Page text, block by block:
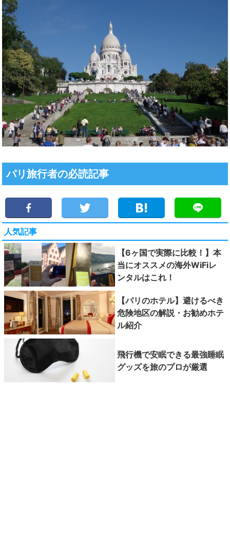
パリ旅行者の必読記事
人気記事
【6ヶ国で実際に比較！】本
当にオススメの海外WiFiレ
ンタルはこれ！
【パリのホテル】避けるべき
危険地区の解説・お勧めホテ
ル紹介
飛行機で安眠できる最強睡眠
グッズを旅のプロが厳選